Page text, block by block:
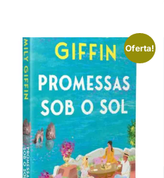
Oferta!